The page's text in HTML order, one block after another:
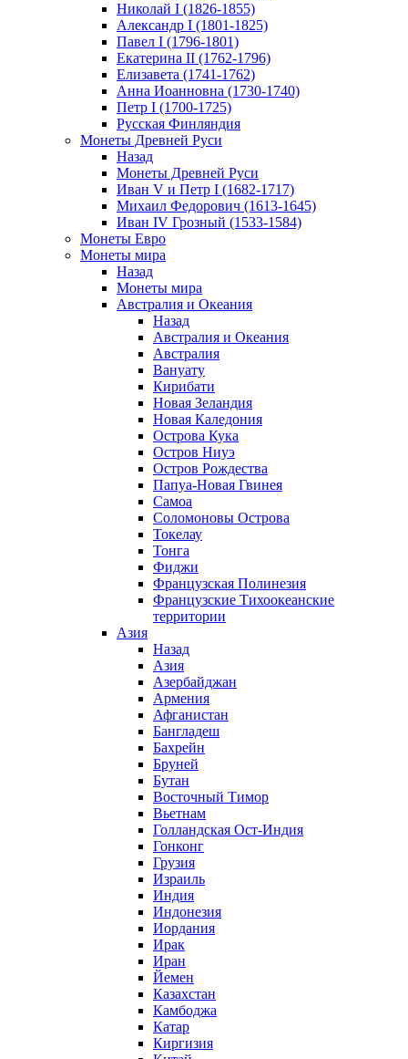
Николай I (1826-1855)
Александр I (1801-1825)
Павел I (1796-1801)
Екатерина II (1762-1796)
Елизавета (1741-1762)
Анна Иоанновна (1730-1740)
Петр I (1700-1725)
Русская Финляндия
Монеты Древней Руси
Назад
Монеты Древней Руси
Иван V и Петр I (1682-1717)
Михаил Федорович (1613-1645)
Иван IV Грозный (1533-1584)
Монеты Евро
Монеты мира
Назад
Монеты мира
Австралия и Океания
Назад
Австралия и Океания
Австралия
Вануату
Кирибати
Новая Зеландия
Новая Каледония
Острова Кука
Остров Ниуэ
Остров Рождества
Папуа-Новая Гвинея
Самоа
Соломоновы Острова
Токелау
Тонга
Фиджи
Французская Полинезия
Французские Тихоокеанские
территории
Азия
Назад
Азия
Азербайджан
Армения
Афганистан
Бангладеш
Бахрейн
Бруней
Бутан
Восточный Тимор
Вьетнам
Голландская Ост-Индия
Гонконг
Грузия
Израиль
Индия
Индонезия
Иордания
Ирак
Иран
Йемен
Казахстан
Камбоджа
Катар
Киргизия